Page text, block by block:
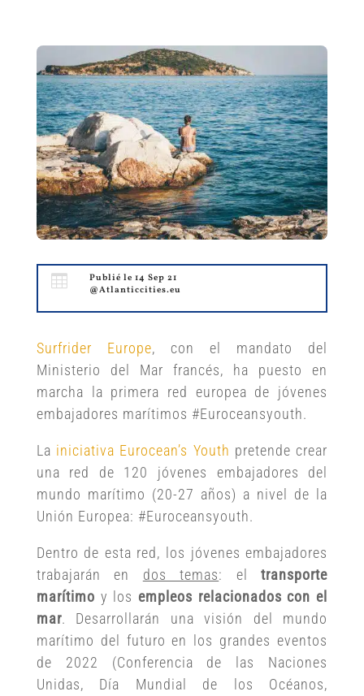

Publié le 14 Sep 21
@Atlanticcities.eu
Surfrider Europe, con el mandato del
Ministerio del Mar francés, ha puesto en
marcha la primera red europea de jóvenes
embajadores marítimos #Euroceansyouth.
La iniciativa Eurocean’s Youth pretende crear
una red de 120 jóvenes embajadores del
mundo marítimo (20-27 años) a nivel de la
Unión Europea: #Euroceansyouth.
Dentro de esta red, los jóvenes embajadores
trabajarán en dos temas: eltransporte
marítimo y los empleos relacionados con el
mar. Desarrollarán una visión del mundo
marítimo del futuro en los grandes eventos
de 2022 (Conferencia de las Naciones
Unidas, Día Mundial de los Océanos,